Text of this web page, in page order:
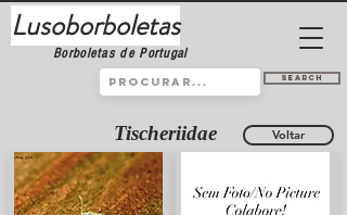
Lusoborboletas
Borboletas de Portugal
Search
Tischeriidae Voltar